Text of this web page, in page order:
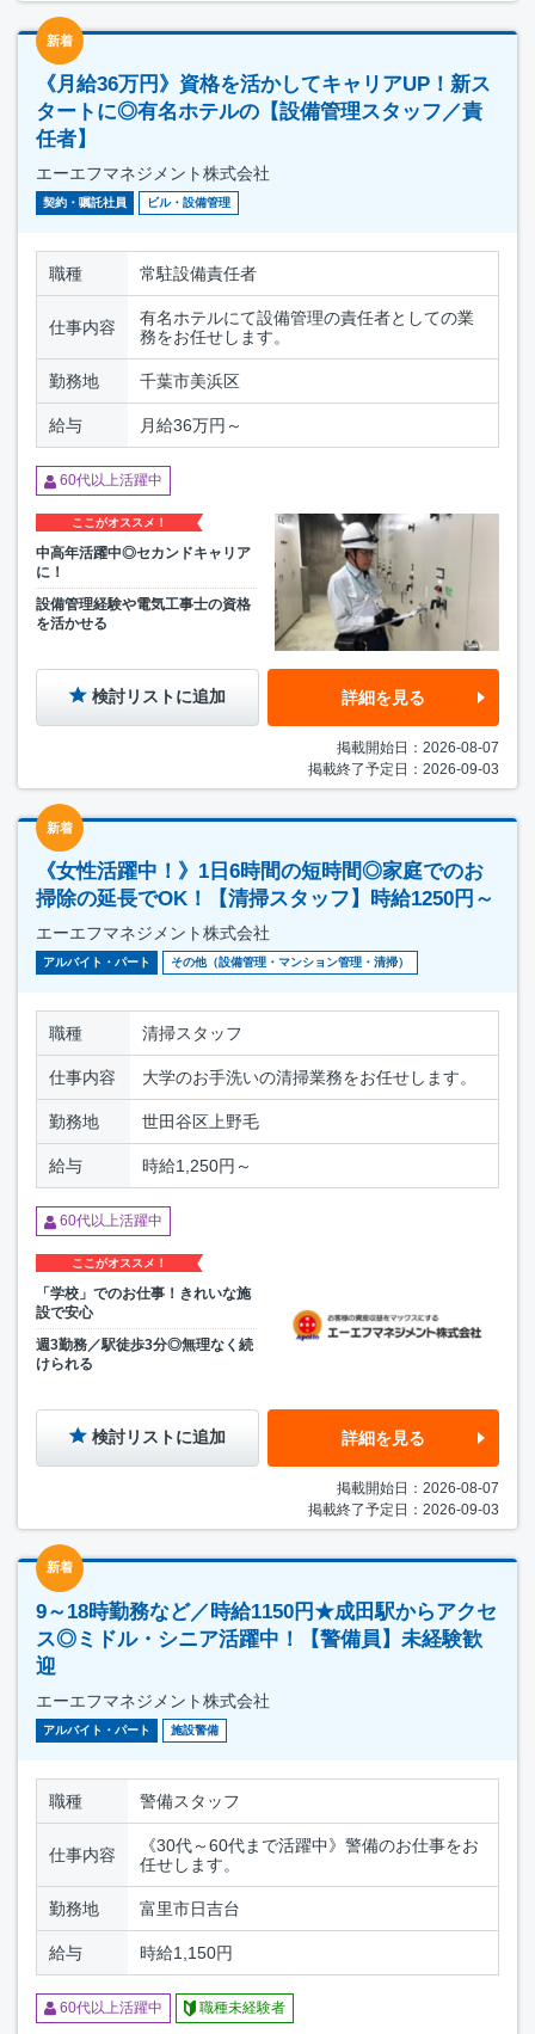
新着
《月給36万円》資格を活かしてキャリアUP！新ス
タートに◎有名ホテルの【設備管理スタッフ／責
任者】
エーエフマネジメント株式会社
契約・嘱託社員 ビル・設備管理
職種 常駐設備責任者
仕事内容
有名ホテルにて設備管理の責任者としての業
務をお任せします。
勤務地 千葉市美浜区
給与 月給36万円～
60代以上活躍中
ここがオススメ！
中高年活躍中◎セカンドキャリア
に！
設備管理経験や電気工事士の資格
を活かせる
検討リストに追加 詳細を見る
掲載開始日：2026-08-07
掲載終了予定日：2026-09-03
新着
《女性活躍中！》1日6時間の短時間◎家庭でのお
掃除の延長でOK！【清掃スタッフ】時給1250円～
エーエフマネジメント株式会社
アルバイト・パート その他（設備管理・マンション管理・清掃）
職種 清掃スタッフ
仕事内容 大学のお手洗いの清掃業務をお任せします。
勤務地 世田谷区上野毛
給与 時給1,250円～
60代以上活躍中
ここがオススメ！
「学校」でのお仕事！きれいな施
設で安心
週3勤務／駅徒歩3分◎無理なく続
けられる
検討リストに追加 詳細を見る
掲載開始日：2026-08-07
掲載終了予定日：2026-09-03
新着
9～18時勤務など／時給1150円★成田駅からアクセ
ス◎ミドル・シニア活躍中！【警備員】未経験歓
迎
エーエフマネジメント株式会社
アルバイト・パート 施設警備
職種 警備スタッフ
仕事内容
《30代～60代まで活躍中》警備のお仕事をお
任せします。
勤務地 富里市日吉台
給与 時給1,150円
60代以上活躍中 職種未経験者